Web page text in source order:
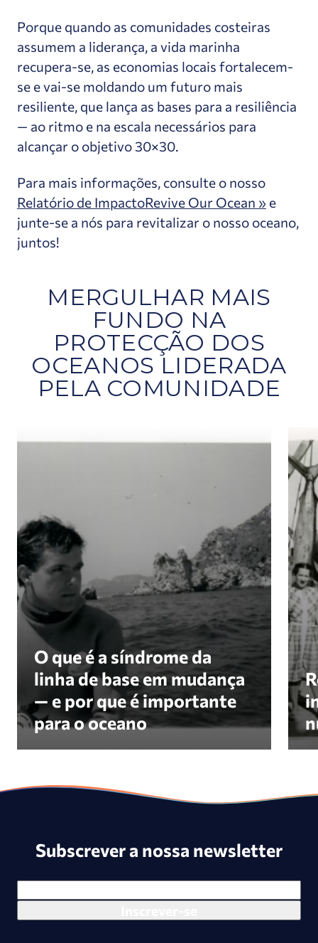
Porque quando as comunidades costeiras
assumem a liderança, a vida marinha
recupera-se, as economias locais fortalecem-
se e vai-se moldando um futuro mais
resiliente, que lança as bases para a resiliência
— ao ritmo e na escala necessários para
alcançar o objetivo 30×30.
Para mais informações, consulte o nosso
Relatório de ImpactoRevive Our Ocean »e
junte-se a nós para revitalizar o nosso oceano,
juntos!
MERGULHAR MAIS
FUNDO NA
PROTECÇÃO DOS
OCEANOS LIDERADA
PELA COMUNIDADE
O que é a síndrome da linha de referência em
O que é a síndrome da
linha de base em mudança
— e por que é importante
para o oceano
Subscrever a nossa newsletter